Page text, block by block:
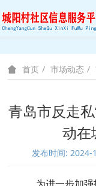
首页 市场动态
青岛市反走
动在
发布时间: 2024-
为进一步加